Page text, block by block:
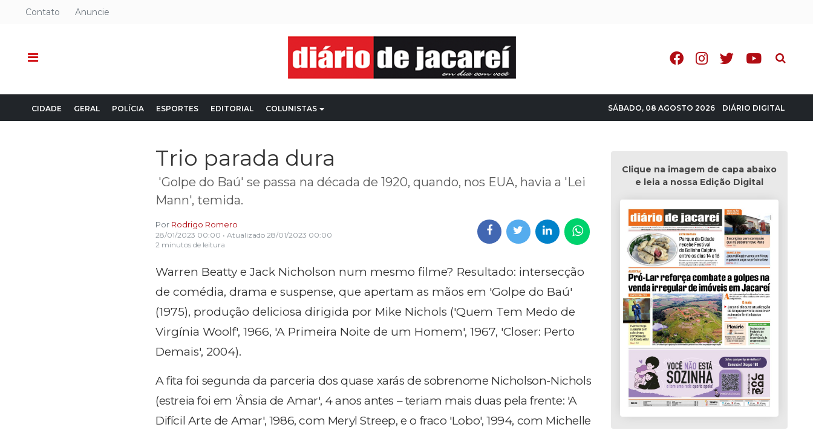
Contato Anuncie
Pesquisa
CIDADE GERAL POLÍCIA ESPORTES EDITORIAL COLUNISTAS SÁBADO, 08 AGOSTO 2026 DIÁRIO DIGITAL
Trio parada dura
'Golpe do Baú' se passa na década de 1920, quando, nos EUA, havia a 'Lei
Mann', temida.
Por Rodrigo Romero
28/01/2023 00:00 • Atualizado 28/01/2023 00:00
2 minutos de leitura
Warren Beatty e Jack Nicholson num mesmo filme? Resultado: intersecção
de comédia, drama e suspense, que apertam as mãos em 'Golpe do Baú'
(1975), produção deliciosa dirigida por Mike Nichols ('Quem Tem Medo de
Virgínia Woolf', 1966, 'A Primeira Noite de um Homem', 1967, 'Closer: Perto
Demais', 2004).
A fita foi segunda da parceria dos quase xarás de sobrenome Nicholson-Nichols
(estreia foi em 'Ânsia de Amar', 4 anos antes – teriam mais duas pela frente: 'A
Difícil Arte de Amar', 1986, com Meryl Streep, e o fraco 'Lobo', 1994, com Michelle
Clique na imagem de capa abaixo
e leia a nossa Edição Digital